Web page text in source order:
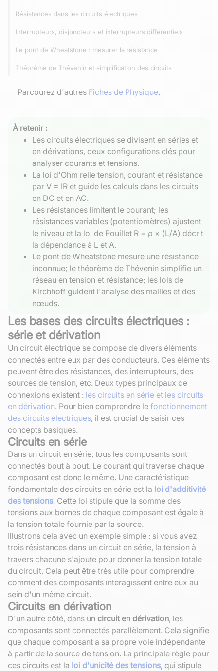
Résistances dans les circuits électriques
Interrupteurs, disjoncteurs et interrupteurs différentiels
Le pont de Wheatstone : mesurer la résistance
Théorème de Thévenin et simplification des circuits
Parcourez d'autres Fiches de Physique.
À retenir :
Les circuits électriques se divisent en séries et
en dérivations, deux configurations clés pour
analyser courants et tensions.
La loi d'Ohm relie tension, courant et résistance
par V = IR et guide les calculs dans les circuits
en DC et en AC.
Les résistances limitent le courant; les
résistances variables (potentiomètres) ajustent
le niveau et la loi de Pouillet R = ρ × (L/A) décrit
la dépendance à L et A.
Le pont de Wheatstone mesure une résistance
inconnue; le théorème de Thévenin simplifie un
réseau en tension et résistance; les lois de
Kirchhoff guident l'analyse des mailles et des
nœuds.
Les bases des circuits électriques :
série et dérivation
Un circuit électrique se compose de divers éléments
connectés entre eux par des conducteurs. Ces éléments
peuvent être des résistances, des interrupteurs, des
sources de tension, etc. Deux types principaux de
connexions existent : les circuits en série et les circuits
en dérivation. Pour bien comprendre le fonctionnement
des circuits électriques, il est crucial de saisir ces
concepts basiques.
Circuits en série
Dans un circuit en série, tous les composants sont
connectés bout à bout. Le courant qui traverse chaque
composant est donc le même. Une caractéristique
fondamentale des circuits en série est la loi d'additivité
des tensions. Cette loi stipule que la somme des
tensions aux bornes de chaque composant est égale à
la tension totale fournie par la source.
Illustrons cela avec un exemple simple : si vous avez
trois résistances dans un circuit en série, la tension à
travers chacune s'ajoute pour donner la tension totale
du circuit. Cela peut être très utile pour comprendre
comment des composants interagissent entre eux au
sein d'un même circuit.
Circuits en dérivation
D'un autre côté, dans un circuit en dérivation, les
composants sont connectés parallèlement. Cela signifie
que chaque composant a sa propre voie indépendante
à partir de la source de tension. La principale règle pour
ces circuits est la loi d'unicité des tensions, qui stipule